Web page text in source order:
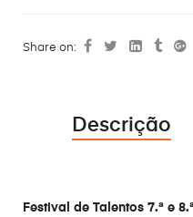
Share on:
Descrição
Festival de Talentos 7.ª e